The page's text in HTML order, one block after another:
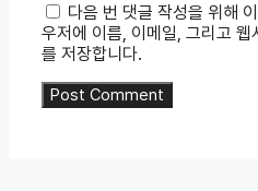
다음 번 댓글 작성을 위해
우저에 이름, 이메일, 그리고 웹
를 저장합니다.